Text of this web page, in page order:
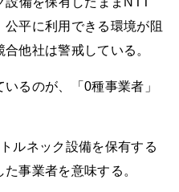
平に利用できる環境が阻
他社は警戒している。
るのが、「0種事業者」
ルネック設備を保有する
事業者を意味する。